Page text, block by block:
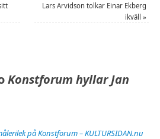
Lars Arvidson tolkar Einar Ekberg
ikväll»
Konstforum hyllar Jan
på Konstforum – KULTURSIDAN.nu